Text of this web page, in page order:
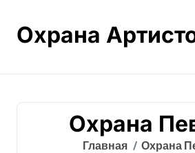
содержанию
Охрана
Охрана
Главная Охрана